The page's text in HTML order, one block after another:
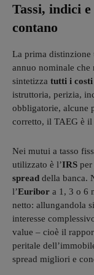
Tassi, indici
contano
La prima distinzione
annuo nominale che
sintetizza tutti i costi
istruttoria, perizia,
obbligatorie, alcune
corretto, il TAEG è
Nei mutui a tasso
utilizzato è l’IRS per
spread della banca.
l’Euribor a 1, 3 o 6
netto: allungandola
interesse
value – cioè il
peritale
spread migliori e